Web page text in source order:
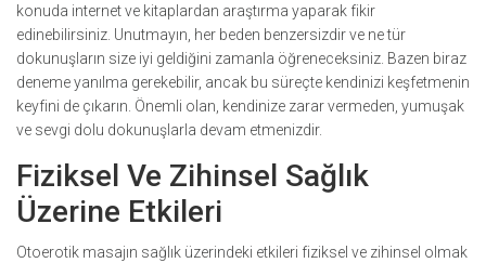
konuda internet ve kitaplardan araştırma yaparak fikir
edinebilirsiniz. Unutmayın, her beden benzersizdir ve ne tür
dokunuşların size iyi geldiğini zamanla öğreneceksiniz. Bazen biraz
deneme yanılma gerekebilir, ancak bu süreçte kendinizi keşfetmenin
keyfini de çıkarın. Önemli olan, kendinize zarar vermeden, yumuşak
ve sevgi dolu dokunuşlarla devam etmenizdir.
Fiziksel Ve Zihinsel Sağlık
Üzerine Etkileri
Otoerotik masajın sağlık üzerindeki etkileri fiziksel ve zihinsel olmak